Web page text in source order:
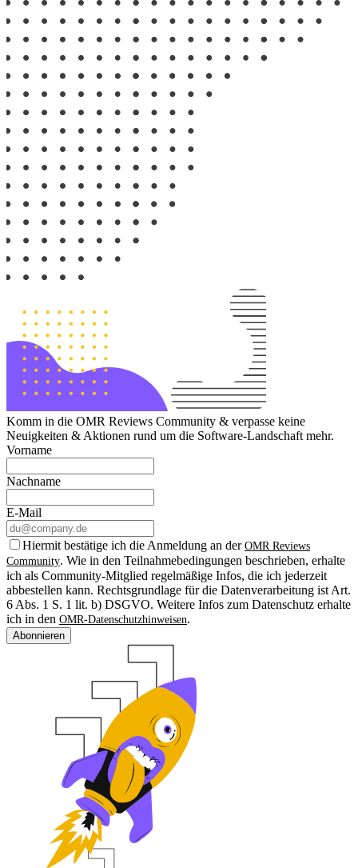
Komm in die OMR Reviews Community & verpasse keine
Neuigkeiten & Aktionen rund um die Software-Landschaft mehr.
Vorname
Nachname
E-Mail
Hiermit bestätige ich die Anmeldung an der OMR Reviews
Community. Wie in den Teilnahmebedingungen beschrieben, erhalte
ich als Community-Mitglied regelmäßige Infos, die ich jederzeit
abbestellen kann. Rechtsgrundlage für die Datenverarbeitung ist Art.
6 Abs. 1 S. 1 lit. b) DSGVO. Weitere Infos zum Datenschutz erhalte
ich in den OMR-Datenschutzhinweisen.
Abonnieren